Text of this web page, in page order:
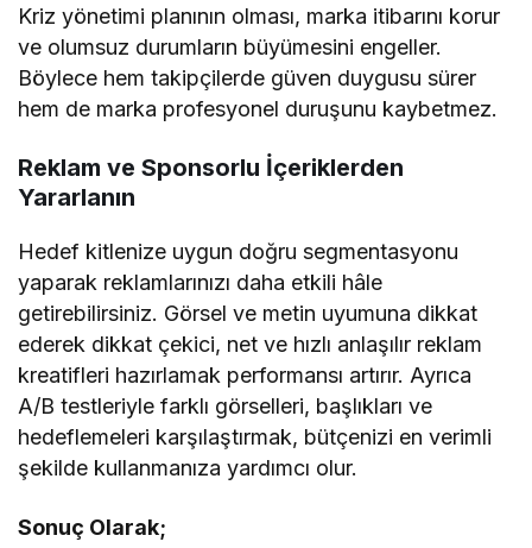
Kriz yönetimi planının olması, marka itibarını korur
ve olumsuz durumların büyümesini engeller.
Böylece hem takipçilerde güven duygusu sürer
hem de marka profesyonel duruşunu kaybetmez.
Reklam ve Sponsorlu İçeriklerden
Yararlanın
Hedef kitlenize uygun doğru segmentasyonu
yaparak reklamlarınızı daha etkili hâle
getirebilirsiniz. Görsel ve metin uyumuna dikkat
ederek dikkat çekici, net ve hızlı anlaşılır reklam
kreatifleri hazırlamak performansı artırır. Ayrıca
A/B testleriyle farklı görselleri, başlıkları ve
hedeflemeleri karşılaştırmak, bütçenizi en verimli
şekilde kullanmanıza yardımcı olur.
Sonuç Olarak;